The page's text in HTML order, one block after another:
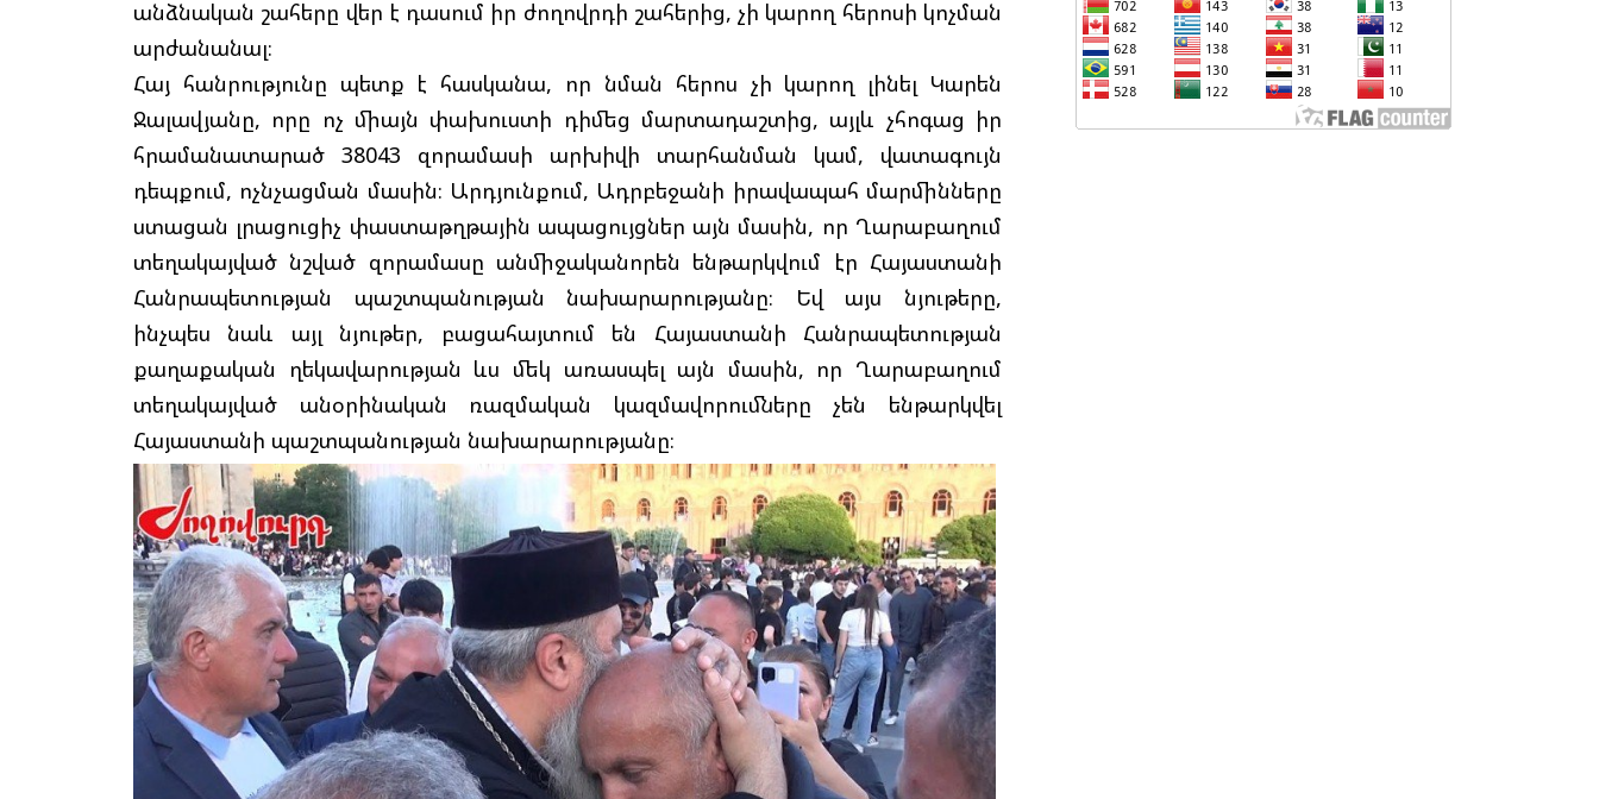
անձնական շահերը վեր է դասում իր ժողովրդի շահերից, չի կարող հերոսի կոչման
արժանանալ։
Հայ հանրությունը պետք է հասկանա, որ նման հերոս չի կարող լինել Կարեն
Ջալավյանը, որը ոչ միայն փախուստի դիմեց մարտադաշտից, այլև չհոգաց իր
հրամանատարած 38043 զորամասի արխիվի տարհանման կամ, վատագույն
դեպքում, ոչնչացման մասին։ Արդյունքում, Ադրբեջանի իրավապահ մարմինները
ստացան լրացուցիչ փաստաթղթային ապացույցներ այն մասին, որ Ղարաբաղում
տեղակայված նշված զորամասը անմիջականորեն ենթարկվում էր Հայաստանի
Հանրապետության պաշտպանության նախարարությանը։ Եվ այս նյութերը,
ինչպես նաև այլ նյութեր, բացահայտում են Հայաստանի Հանրապետության
քաղաքական ղեկավարության ևս մեկ առասպել այն մասին, որ Ղարաբաղում
տեղակայված անօրինական ռազմական կազմավորումները չեն ենթարկվել
Հայաստանի պաշտպանության նախարարությանը։
ՀԱՐԱԲԵՐՈՒԹՅՈՒՆՆԵՐԻՆ ՎԵՐԱԲԵՐՈՂ
ՀԱՐՑԵՐԸ ԱԴՐԲԵՋԱՆԻ ՆԿԱՏՄԱՄԲ
ՄԵԿՆԱԲԱՆԵԼՈՒ ՊՐԱԿՏԻԿԱՅԻՆ